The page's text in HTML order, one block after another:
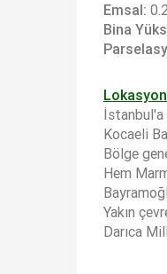
Emsal:
Bina
İstanbul'a
Kocaeli
Bölge
Hem
Yakın
Darıca